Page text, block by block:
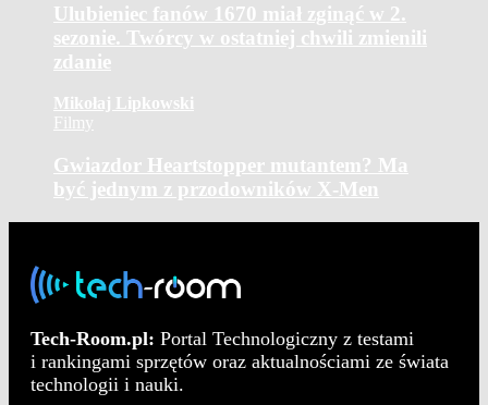
Ulubieniec fanów 1670 miał zginąć w 2.
sezonie. Twórcy w ostatniej chwili zmienili
zdanie
Mikołaj Lipkowski
Filmy
Gwiazdor Heartstopper mutantem? Ma
być jednym z przodowników X-Men
Tech-Room.pl: Portal Technologiczny z testami
i rankingami sprzętów oraz aktualnościami ze świata
technologii i nauki.